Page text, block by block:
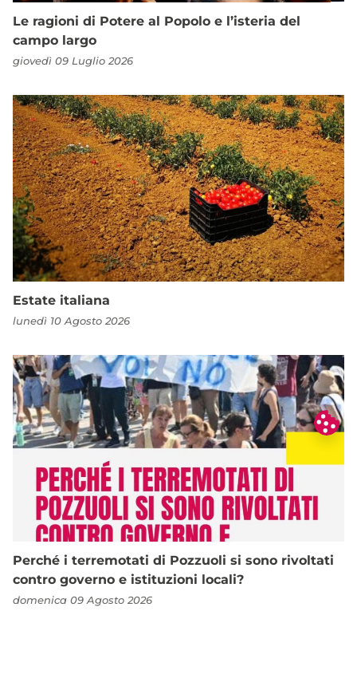
Le ragioni di Potere al Popolo e l’isteria del
campo largo
giovedì 09 Luglio 2026
Estate italiana
lunedì 10 Agosto 2026
Perché i terremotati di Pozzuoli si sono rivoltati
contro governo e istituzioni locali?
domenica 09 Agosto 2026